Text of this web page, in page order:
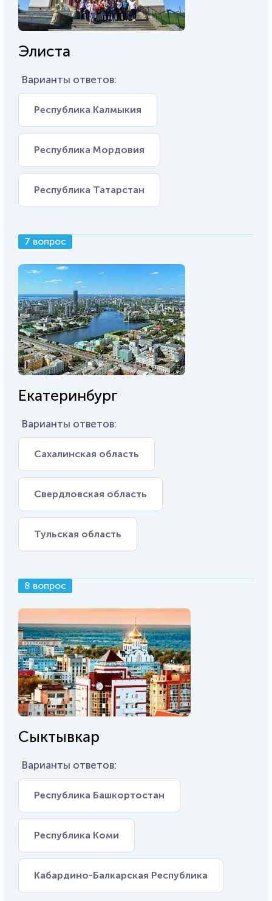
Элиста
Варианты ответов:
Республика Калмыкия
Республика Мордовия
Республика Татарстан
7 вопрос
Екатеринбург
Варианты ответов:
Сахалинская область
Свердловская область
Тульская область
8 вопрос
Сыктывкар
Варианты ответов:
Республика Башкортостан
Республика Коми
Кабардино-Балкарская Республика